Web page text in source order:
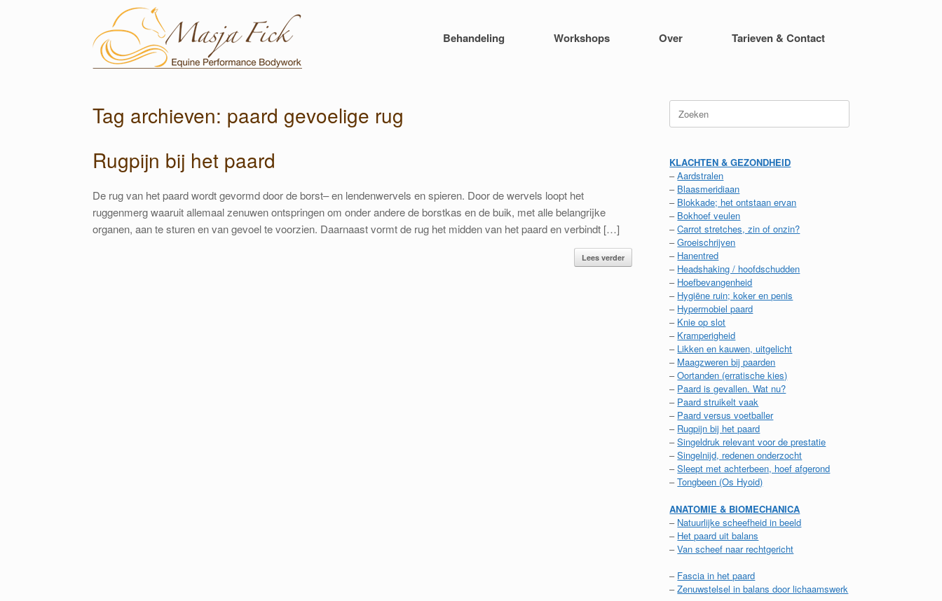
Behandeling Workshops Over Tarieven & Contact
Tag archieven: paard gevoelige rug
Rugpijn bij het paard
De rug van het paard wordt gevormd door de borst– en lendenwervels en spieren. Door de wervels loopt het
ruggenmerg waaruit allemaal zenuwen ontspringen om onder andere de borstkas en de buik, met alle belangrijke
organen, aan te sturen en van gevoel te voorzien. Daarnaast vormt de rug het midden van het paard en verbindt […]
Lees verder
Zoeken
naar:
KLACHTEN & GEZONDHEID
–Aardstralen
– Blaasmeridiaan
– Blokkade; het ontstaan ervan
– Bokhoef veulen
–Carrot stretches, zin of onzin?
–Groeischrijven
– Hanentred
– Headshaking / hoofdschudden
– Hoefbevangenheid
– Hygiëne ruin; koker en penis
– Hypermobiel paard
– Knie op slot
– Kramperigheid
– Likken en kauwen, uitgelicht
– Maagzweren bij paarden
–Oortanden (erratische kies)
– Paard is gevallen. Wat nu?
– Paard struikelt vaak
– Paard versus voetballer
– Rugpijn bij het paard
–Singeldruk relevant voor de prestatie
–Singelnijd, redenen onderzocht
–Sleept met achterbeen, hoef afgerond
–Tongbeen (Os Hyoid)
ANATOMIE & BIOMECHANICA
– Natuurlijke scheefheid in beeld
– Het paard uit balans
–Van scheef naar rechtgericht
– Fascia in het paard
–Zenuwstelsel in balans door lichaamswerk